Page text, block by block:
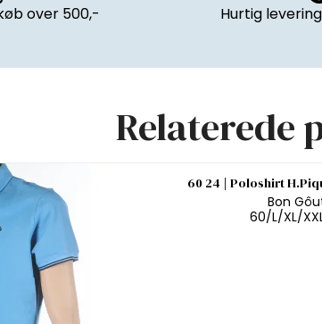
over 500,- Hurtig
Relaterede
60 24 | Poloshirt
Bon
60/L/XL/